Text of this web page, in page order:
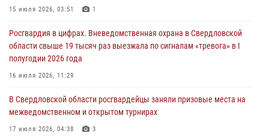
31 июля 2026, 12:27 1
Росгвардия обеспечивает безопасность граждан на южном
направлении
31 июля 2026, 06:56
рассказал об итогах работы подразделения в эфире телекомпании
«Телекон»
30 июля 2026, 11:33 1
15 июля 2026, 03:51 1
Росгвардия в цифрах. Вневедомственная охрана в Свердловской
области свыше 19 тысяч раз выезжала по сигналам «тревога» в I
полугодии 2026 года
16 июля 2026, 11:29
В Свердловской области росгвардейцы заняли призовые места на
межведомственном и открытом турнирах
17 июля 2026, 04:38 3